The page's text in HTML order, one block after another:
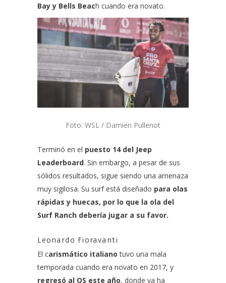
Bay y Bells Beach cuando era novato.
Foto: WSL / Damien Pullenot
Terminó en el puesto 14 del Jeep
Leaderboard. Sin embargo, a pesar de sus
sólidos resultados, sigue siendo una amenaza
muy sigilosa. Su surf está diseñado para olas
rápidas y huecas, por lo que la ola del
Surf Ranch debería jugar a su favor.
Leonardo Fioravanti
El carismático italiano tuvo una mala
temporada cuando era novato en 2017, y
regresó al QS este año, donde ya ha